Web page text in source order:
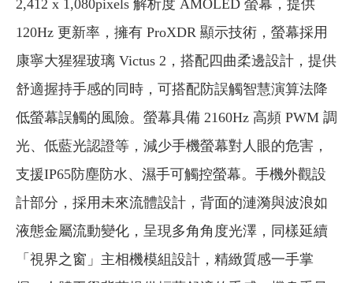
2,412 x 1,080pixels 解析度 AMOLED 螢幕，提供
120Hz 更新率，擁有 ProXDR 顯示技術，螢幕採用
康寧大猩猩玻璃 Victus 2，搭配四曲柔邊設計，提供
舒適握持手感的同時，可搭配防誤觸智慧演算法降
低螢幕誤觸的風險。螢幕具備 2160Hz 高頻 PWM 調
光、低藍光認證等，減少手機螢幕對人眼的危害，
支援IP65防塵防水、濕手可觸控螢幕。手機外觀設
計部分，採用未來流體設計，背面的漣漪與波浪如
液態金屬流動變化，呈現多角角度光澤，同樣延續
「視界之窗」主相機模組設計，精緻質感一手掌